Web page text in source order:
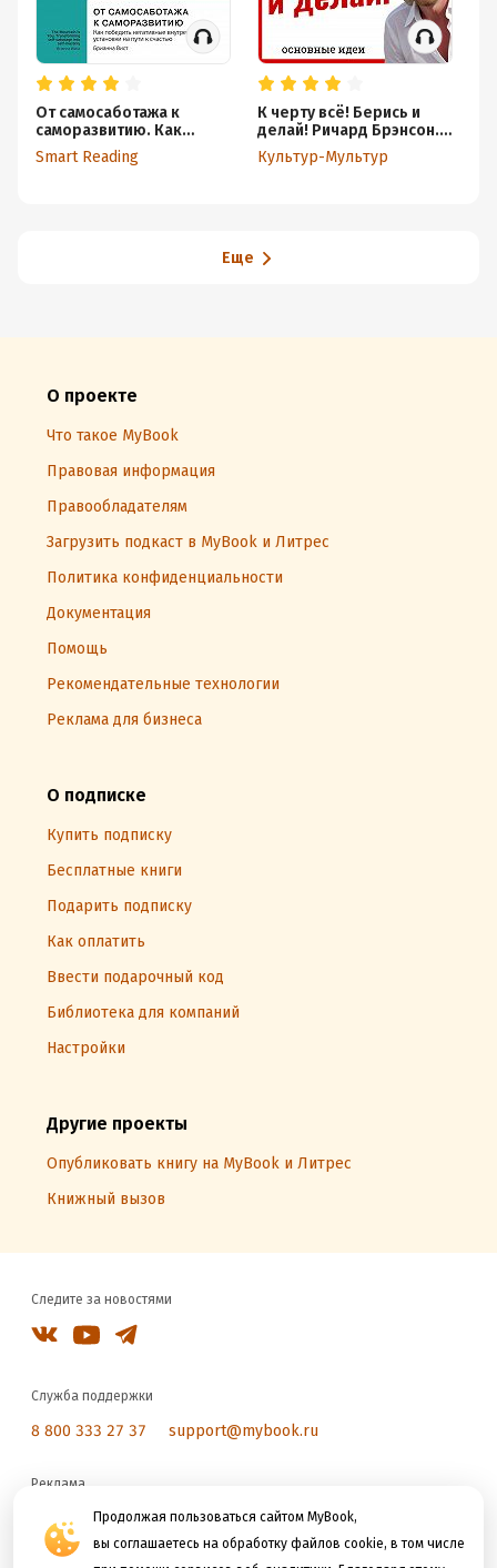
Продолжая пользоваться сайтом MyBook,
вы соглашаетесь на обработку файлов cookie, в том числе
От самосаботажа к
саморазвитию. Как
победить негативные
внутренние установки на
Smart Reading
К черту всё! Берись и
делай! Ричард Брэнсон.
Кратко
Культур-Мультур
Еще
О проекте
Что такое MyBook
Правовая информация
Правообладателям
Загрузить подкаст в MyBook и Литрес
Политика конфиденциальности
Документация
Помощь
Рекомендательные технологии
Реклама для бизнеса
О подписке
Купить подписку
Бесплатные книги
Подарить подписку
Как оплатить
Ввести подарочный код
Библиотека для компаний
Настройки
Другие проекты
Опубликовать книгу на MyBook и Литрес
Книжный вызов
Следите за новостями
Служба поддержки
8 800 333 27 37 support@mybook.ru
Реклама
reklama@litres.ru